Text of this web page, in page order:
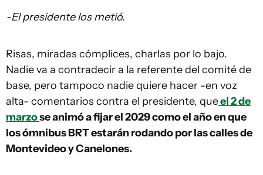
-El presidente los metió.
Risas, miradas cómplices, charlas por lo bajo.
Nadie va a contradecir a la referente del comité de
base, pero tampoco nadie quiere hacer -en voz
alta- comentarios contra el presidente, queel 2 de
marzose animó a fijar el 2029 como el año en que
los ómnibus BRT estarán rodando por las calles de
Montevideo y Canelones.